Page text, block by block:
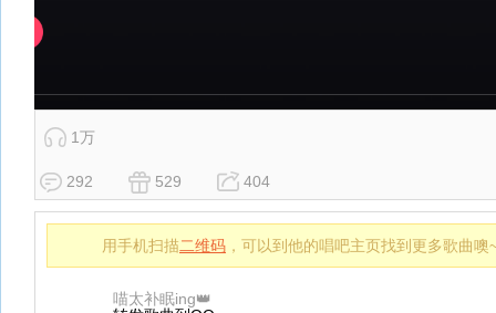
1万
292 529 404
用手机扫描二维码 ，可以到他的唱吧主页找到更多歌曲噢
喵太补眠ing👑